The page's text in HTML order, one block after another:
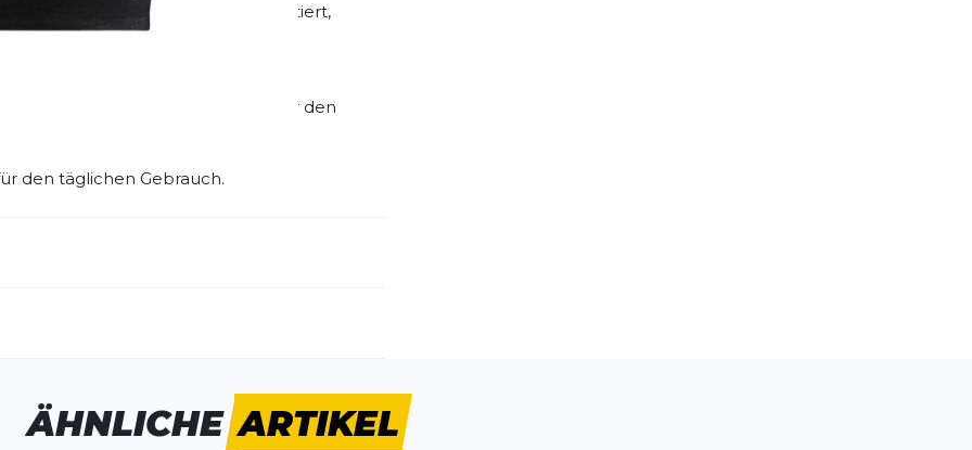
das volle Bewegungsfreiheit garantiert,
Laufen, Radfahren, Fitness oder den
den täglichen Gebrauch.
ÄHNLICHEARTIKEL